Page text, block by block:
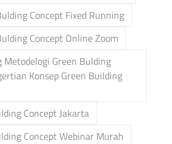
Concept Fixed Running
Concept Online Zoom
Metodelogi Green Bulding
Konsep Green Building
Concept Jakarta
Concept Webinar Murah